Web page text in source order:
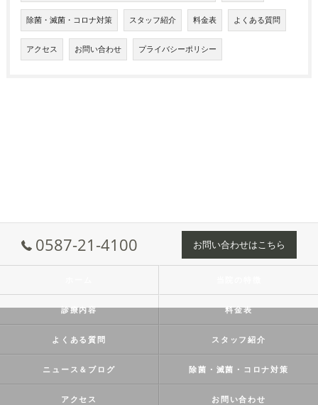
除菌・滅菌・コロナ対策 スタッフ紹介 料金表 よくある質問
アクセス お問い合わせ プライバシーポリシー
0587-21-4100 お問い合わせはこちら
診療内容 料金表
よくある質問 スタッフ紹介
ニュース＆ブログ 除菌・滅菌・コロナ対策
アクセス お問い合わせ